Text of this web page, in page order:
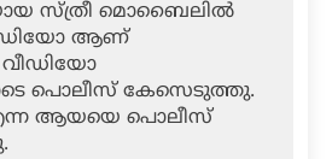
സ്ത്രീ മൊബൈലില്‍
ആണ്
പൊലീസ് കേസെടുത്തു.
എന്ന ആയയെ പൊലീസ്